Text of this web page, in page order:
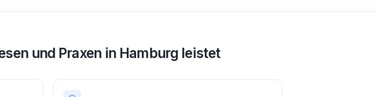
und Praxen in Hamburg leistet